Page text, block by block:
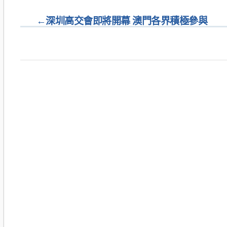
←深圳高交會即將開幕 澳門各界積極參與